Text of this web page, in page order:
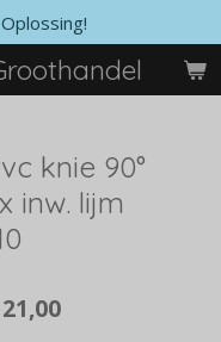
knie 90°
inw. lijm